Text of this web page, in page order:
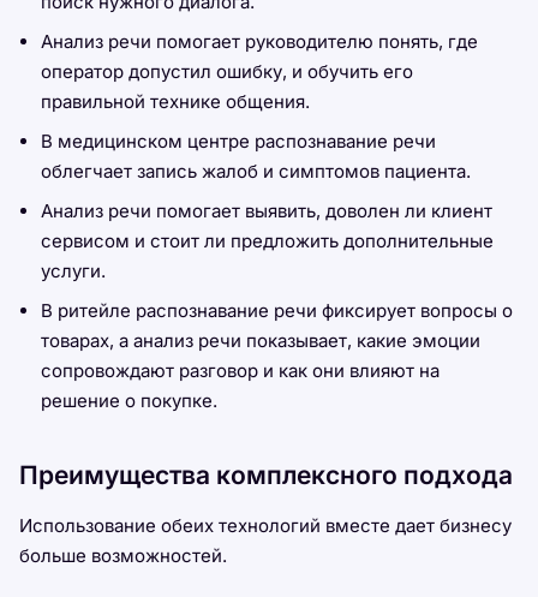
Анализ речи помогает руководителю понять, где
оператор допустил ошибку, и обучить его
правильной технике общения.
В медицинском центре распознавание речи
облегчает запись жалоб и симптомов пациента.
Анализ речи помогает выявить, доволен ли клиент
сервисом и стоит ли предложить дополнительные
услуги.
В ритейле распознавание речи фиксирует вопросы о
товарах, а анализ речи показывает, какие эмоции
сопровождают разговор и как они влияют на
решение о покупке.
Преимущества комплексного подхода
Использование обеих технологий вместе дает бизнесу
больше возможностей.